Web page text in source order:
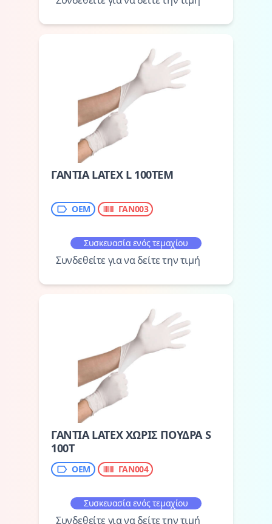
ΓΑΝΤΙΑ LATEX L 100TEM
ΟΕΜ ΓΑΝ003
Συσκευασία ενός τεμαχίου
Συνδεθείτε για να δείτε την τιμή
ΓΑΝΤΙΑ LATEX ΧΩΡΙΣ ΠΟΥΔΡΑ S
100Τ
OEM ΓΑΝ004
Συσκευασία ενός τεμαχίου
Συνδεθείτε για να δείτε την τιμή